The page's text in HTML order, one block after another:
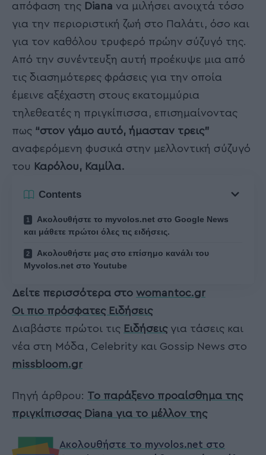
απόφαση της Diana να μιλήσει ανοιχτά τόσο
για την περιοριστική ζωή στο Παλάτι, όσο και
για τον καθόλου τρυφερό πρώην σύζυγό της.
Από την συνέντευξη αυτή προέκυψε μια από
τις διασημότερες φράσεις για την οποία
έμεινε αξέχαστη στους εκατομμύρια
τηλεθεατές η πριγκίπισσα, επισημαίνοντας
πως “στον γάμο αυτό, ήμασταν τρεις”
αναφερόμενη φυσικά στην μελλοντική σύζυγό
του
Καρόλου, Καμίλα.
Contents
Ακολουθήστε το myvolos.net στο Google News
και μάθετε πρώτοι όλες τις ειδήσεις.
Ακολουθήστε μας στο επίσημο κανάλι του
Myvolos.net στο Youtube
Δείτε περισσότερα στο womantoc.gr
Οι πιο πρόσφατες Ειδήσεις
Διαβάστε πρώτοι τις Ειδήσειςγια τάσεις και
νέα στη Μόδα, Celebrity και Gossip News στο
missbloom.gr
Πηγή άρθρου: Το παράξενο προαίσθημα της
πριγκίπισσας Diana για το μέλλον της
Ακολουθήστε το myvolos.net στο